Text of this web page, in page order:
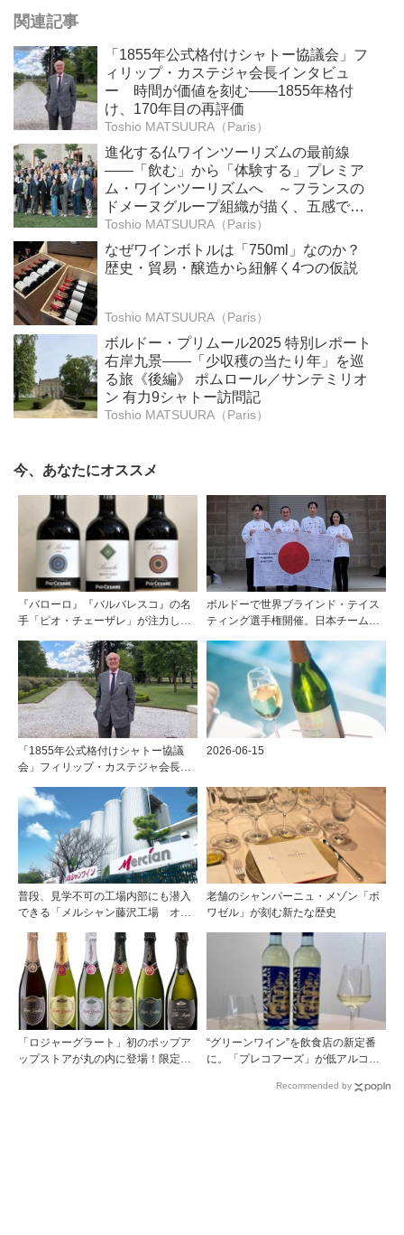
関連記事
「1855年公式格付けシャトー協議会」フ
ィリップ・カステジャ会長インタビュ
ー 時間が価値を刻む——1855年格付
け、170年目の再評価
Toshio MATSUURA（Paris）
進化する仏ワインツーリズムの最前線
――「飲む」から「体験する」プレミア
ム・ワインツーリズムへ ～フランスの
ドメーヌグループ組織が描く、五感で深
掘りする次世代のテロワール体験
Toshio MATSUURA（Paris）
なぜワインボトルは「750ml」なのか？
歴史・貿易・醸造から紐解く4つの仮説
Toshio MATSUURA（Paris）
ボルドー・プリムール2025 特別レポート
右岸九景――「少収穫の当たり年」を巡
る旅《後編》 ポムロール／サンテミリオ
ン 有力9シャトー訪問記
Toshio MATSUURA（Paris）
今、あなたにオススメ
『バローロ』『バルバレスコ』の名
手「ピオ・チェーザレ」が注力し
畑）”シリーズ！
ボルドーで世界ブラインド・テイス
ティング選手権開催。日本チームが4
「1855年公式格付けシャトー協議
会」フィリップ・カステジャ会長イ
1855年格付け、170年目の再評価
2026-06-15
普段、見学不可の工場内部にも潜入
できる「メルシャン藤沢工場 オン
老舗のシャンパーニュ・メゾン「ボ
ワゼル」が刻む新たな歴史
「ロジャーグラート」初のポップア
ップストアが丸の内に登場！限定キ
“グリーンワイン”を飲食店の新定番
に。「プレコフーズ」が低アルコー
Recommended by